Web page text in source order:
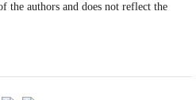
the authors and does not reflect the